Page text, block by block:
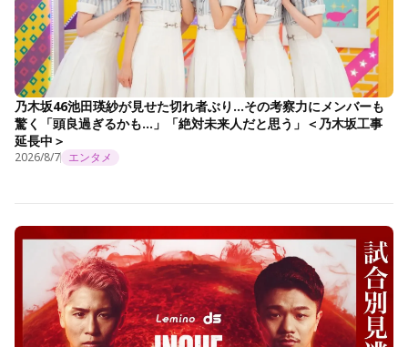
乃木坂46池田瑛紗が見せた切れ者ぶり…その考察力にメンバーも
驚く「頭良過ぎるかも…」「絶対未来人だと思う」＜乃木坂工事
延長中＞
2026/8/7 エンタメ